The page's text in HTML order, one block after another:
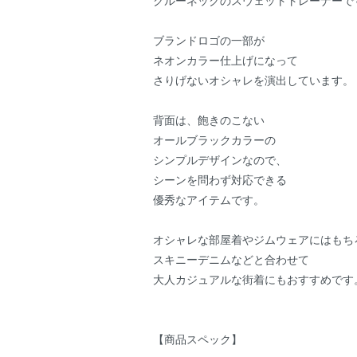
ブランドロゴの一部が
ネオンカラー仕上げになって
さりげないオシャレを演出しています。
背面は、飽きのこない
オールブラックカラーの
シンプルデザインなので、
シーンを問わず対応できる
優秀なアイテムです。
オシャレな部屋着やジムウェアにはもち
スキニーデニムなどと合わせて
大人カジュアルな街着にもおすすめです
【商品スペック】